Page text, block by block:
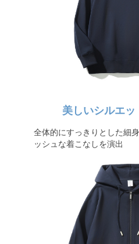
美しいシルエッ
全体的にすっきりとした細
ッシュな着こなしを演出